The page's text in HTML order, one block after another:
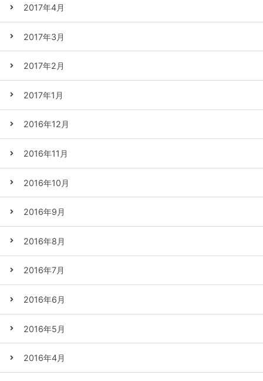
2017年4月
2017年3月
2017年2月
2017年1月
2016年12月
2016年11月
2016年10月
2016年9月
2016年8月
2016年7月
2016年6月
2016年5月
2016年4月